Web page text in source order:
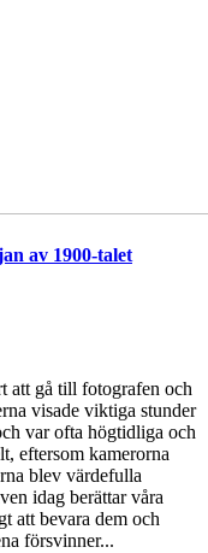
av 1900-talet
att gå till fotografen och
visade viktiga stunder
var ofta högtidliga och
eftersom kamerorna
blev värdefulla
idag berättar våra
att bevara dem och
försvinner...